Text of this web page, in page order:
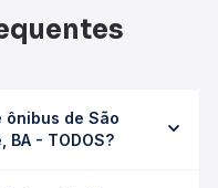
ônibus de São
BA - TODOS?